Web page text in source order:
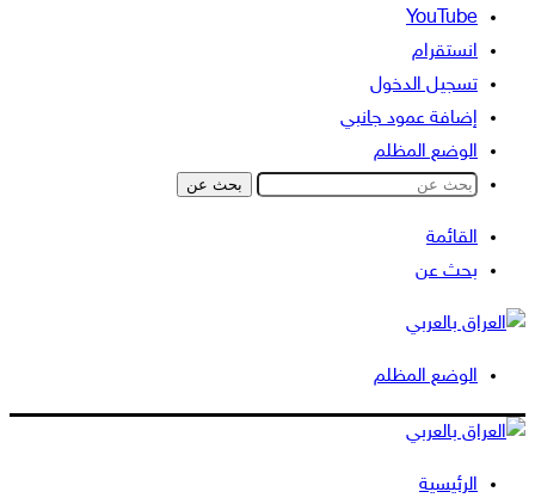
‫YouTube
انستقرام
تسجيل الدخول
إضافة عمود جانبي
الوضع المظلم
بحث عن
القائمة
بحث عن
الوضع المظلم
الرئيسية